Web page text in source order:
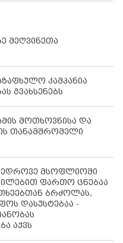
მეღვინეთა
კამპანია
გვახსენებს
მოთხოვნისა და
თანამშრომელი
მსოფლიოში
ფართო ცნებაა
ბრძოლას,
დასუსტებაა -
აქვს